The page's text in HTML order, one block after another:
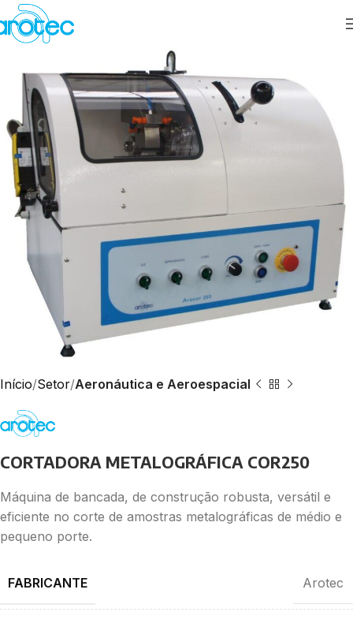
Início Setor Aeronáutica e Aeroespacial
CORTADORA METALOGRÁFICA COR250
Máquina de bancada, de construção robusta, versátil e
eficiente no corte de amostras metalográficas de médio e
pequeno porte.
FABRICANTE Arotec